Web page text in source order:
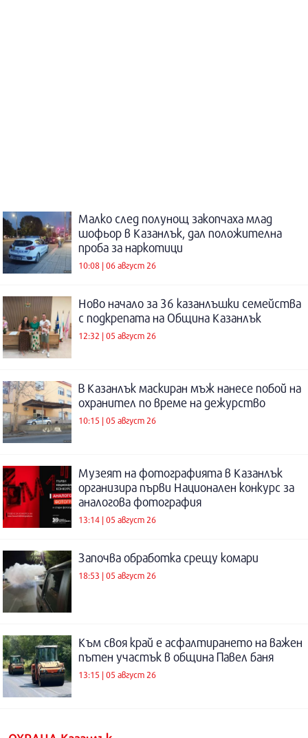
Малко след полунощ закопчаха млад
шофьор в Казанлък, дал положителна
проба за наркотици
10:08 | 06 август 26
Ново начало за 36 казанлъшки семейства
с подкрепата на Община Казанлък
12:32 | 05 август 26
В Казанлък маскиран мъж нанесе побой на
охранител по време на дежурство
10:15 | 05 август 26
Музеят на фотографията в Казанлък
организира първи Национален конкурс за
аналогова фотография
13:14 | 05 август 26
Започва обработка срещу комари
18:53 | 05 август 26
Към своя край е асфалтирането на важен
пътен участък в община Павел баня
13:15 | 05 август 26